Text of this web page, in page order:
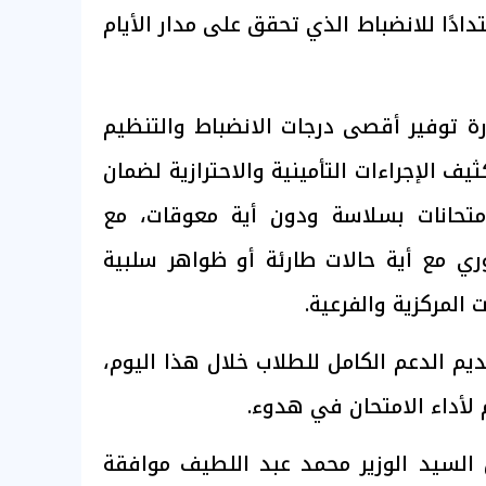
للانضباط الذي تحقق على مدار الأيام
توفير أقصى درجات الانضباط والتنظيم
الإجراءات التأمينية والاحترازية لضمان
بسلاسة ودون أية معوقات، مع
مع أية حالات طارئة أو ظواهر سلبية
والفرعية.
الدعم الكامل للطلاب خلال هذا اليوم،
لأداء الامتحان في هدوء.
الوزير محمد عبد اللطيف موافقة